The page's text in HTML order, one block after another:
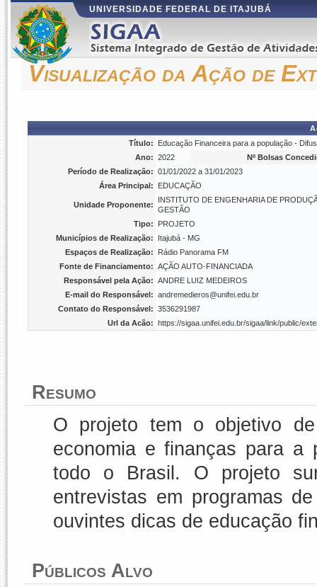
UNIVERSIDADE FEDERAL DE ITAJUBÁ
Visualização da Ação de
Título:
Educação Financeira para a população -
Ano: 2022
Nº Bolsas
Período de Realização: 01/01/2022 a 31/01/2023
Área Principal:
EDUCAÇÃO
Unidade Proponente:
INSTITUTO DE ENGENHARIA DE
GESTÃO
Tipo:
PROJETO
Municípios de Realização:
Itajubá - MG
Espaços de Realização:
Rádio Panorama FM
Fonte de Financiamento: AÇÃO AUTO-FINANCIADA
Responsável pela Ação: ANDRE LUIZ MEDEIROS
E-mail do Responsável: andremedieros@unifei.edu.br
Contato do Responsável: 3536291987
Url da Acão: https://sigaa.unifei.edu.br/sigaa/link/public/
Resumo
O projeto tem o objetivo
economia e finanças para a
todo o Brasil. O projeto
entrevistas em programas
ouvintes dicas de educação
Públicos Alvo